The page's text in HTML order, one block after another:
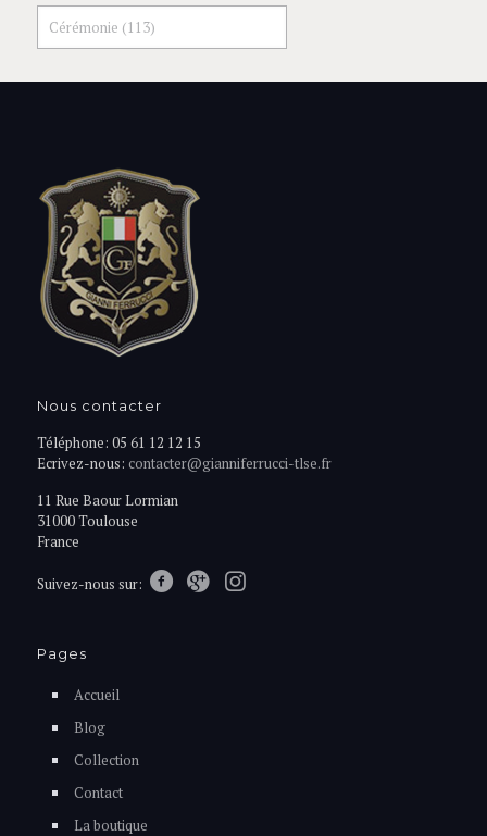
Nous contacter
Téléphone: 05 61 12 12 15
Ecrivez-nous: contacter@gianniferrucci-tlse.fr
11 Rue Baour Lormian
31000 Toulouse
France
Suivez-nous sur:
Pages
Accueil
Blog
Collection
Contact
La boutique